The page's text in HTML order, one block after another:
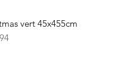
vert 45x455cm